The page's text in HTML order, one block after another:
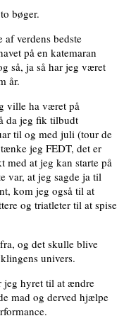
bøger.
verdens bedste
på en katemaran
så, ja så har jeg været
år.
ville ha været på
da jeg fik tilbudt
til og med juli (tour de
jeg FEDT, det er
med at jeg kan starte på
var, at jeg sagde ja til
kom jeg også til at
og triatleter til at spise
og det skulle blive
univers.
jeg hyret til at ændre
mad og derved hjælpe